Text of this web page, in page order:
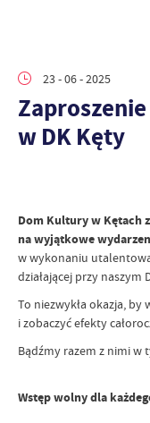
23 - 06 - 2025
w DK Kęty
Dom Kultury w Kętach
na wyjątkowe
w wykonaniu
działającej przy naszym
To niezwykła okazja,
i zobaczyć efekty
Bądźmy razem z nimi
Wstęp wolny dla